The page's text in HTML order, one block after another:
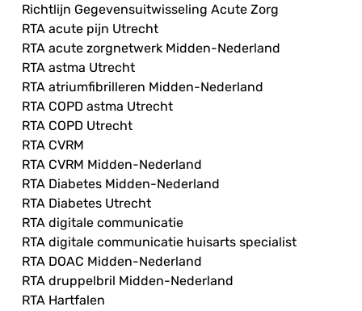
Richtlijn Gegevensuitwisseling Acute Zorg
RTA acute pijn Utrecht
RTA acute zorgnetwerk Midden-Nederland
RTA astma Utrecht
RTA atriumfibrilleren Midden-Nederland
RTA COPD astma Utrecht
RTA COPD Utrecht
RTA CVRM
RTA CVRM Midden-Nederland
RTA Diabetes Midden-Nederland
RTA Diabetes Utrecht
RTA digitale communicatie
RTA digitale communicatie huisarts specialist
RTA DOAC Midden-Nederland
RTA druppelbril Midden-Nederland
RTA Hartfalen